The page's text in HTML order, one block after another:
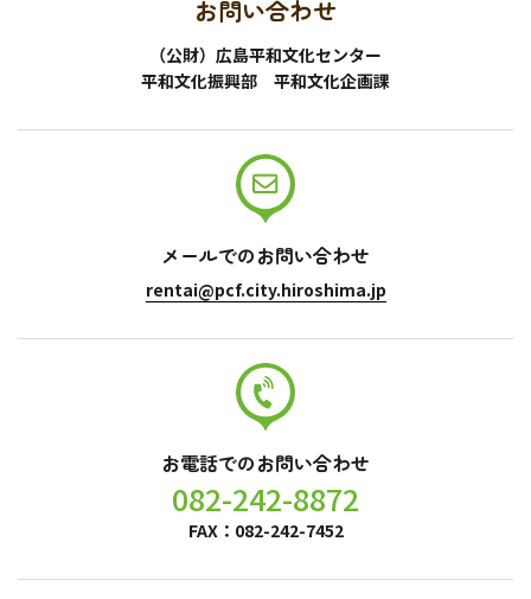
お問い合わせ
（公財）広島平和文化センター
平和文化振興部 平和文化企画課
メールでのお問い合わせ
rentai@pcf.city.hiroshima.jp
お電話でのお問い合わせ
082-242-8872
FAX：082-242-7452